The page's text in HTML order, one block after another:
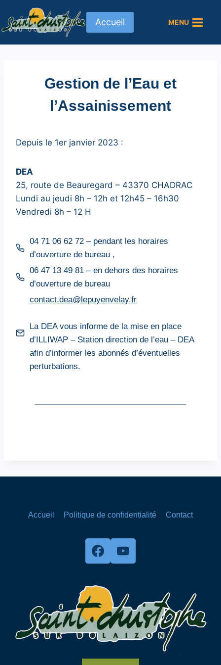
au
contenu
Accueil MENU
Gestion de l’Eau et
l’Assainissement
Depuis le 1er janvier 2023 :
DEA
25, route de Beauregard – 43370 CHADRAC
Lundi au jeudi 8h – 12h et 12h45 – 16h30
Vendredi 8h – 12 H
04 71 06 62 72 – pendant les horaires
d’ouverture de bureau ,
06 47 13 49 81 – en dehors des horaires
d’ouverture de bureau
contact.dea@lepuyenvelay.fr
La DEA vous informe de la mise en place
d’ILLIWAP – Station direction de l’eau – DEA
afin d’informer les abonnés d’éventuelles
perturbations.
Accueil Politique de confidentialité Contact